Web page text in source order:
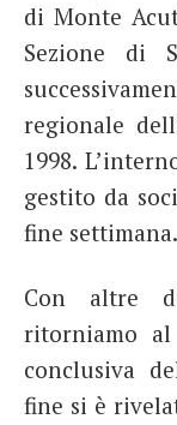
di Monte
Sezione di
regionale
1998.
gestito da
fine settimana.
Con altre
ritorniamo
conclusiva
fine si è